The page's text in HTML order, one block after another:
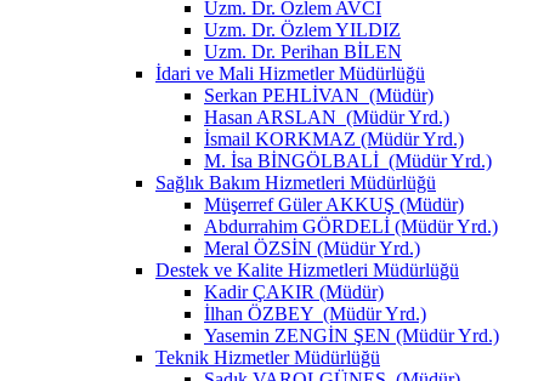
Uzm. Dr. Özlem AVCI
Uzm. Dr. Özlem YILDIZ
Uzm. Dr. Perihan BİLEN
İdari ve Mali Hizmetler Müdürlüğü
Serkan PEHLİVAN (Müdür)
Hasan ARSLAN (Müdür Yrd.)
İsmail KORKMAZ (Müdür Yrd.)
M. İsa BİNGÖLBALİ (Müdür Yrd.)
Sağlık Bakım Hizmetleri Müdürlüğü
Müşerref Güler AKKUŞ (Müdür)
Abdurrahim GÖRDELİ (Müdür Yrd.)
Meral ÖZSİN (Müdür Yrd.)
Destek ve Kalite Hizmetleri Müdürlüğü
Kadir ÇAKIR (Müdür)
İlhan ÖZBEY (Müdür Yrd.)
Yasemin ZENGİN ŞEN (Müdür Yrd.)
Teknik Hizmetler Müdürlüğü